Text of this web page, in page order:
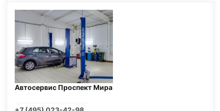
Автосервис Проспект Мира